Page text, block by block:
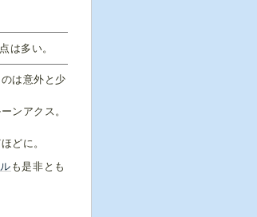
は多い。
は意外と少
ンアクス。
どに。
も是非とも